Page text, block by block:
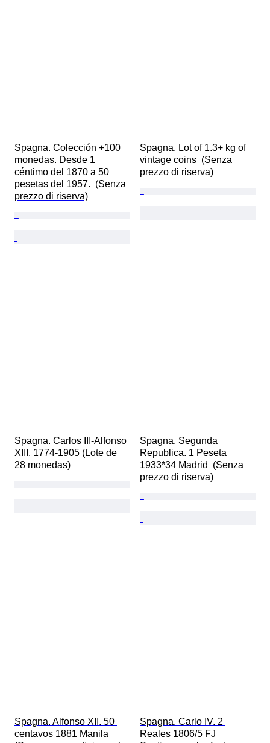
Spagna. Colección +100
monedas. Desde 1
céntimo del 1870 a 50
pesetas del 1957.  (Senza
prezzo di riserva)
Spagna. Lot of 1.3+ kg of
vintage coins  (Senza
prezzo di riserva)
Spagna. Carlos III-Alfonso
XIII. 1774-1905 (Lote de
28 monedas)
Spagna. Segunda
Republica. 1 Peseta
1933*34 Madrid  (Senza
prezzo di riserva)
Spagna. Alfonso XII. 50
centavos 1881 Manila
Spagna. Carlo IV. 2
Reales 1806/5 FJ